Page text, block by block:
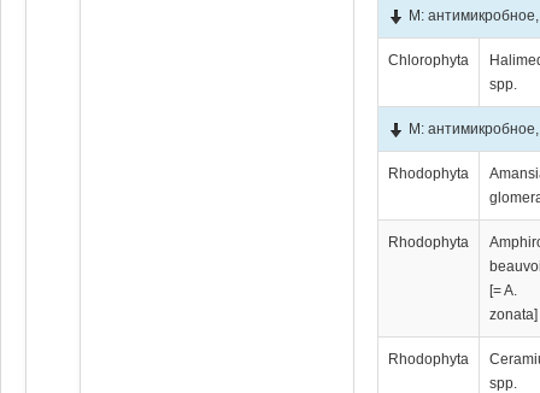
М:
Chlorophyta
spp.
М:
Rhodophyta
Rhodophyta
[= A.
zonata]
Rhodophyta
spp.